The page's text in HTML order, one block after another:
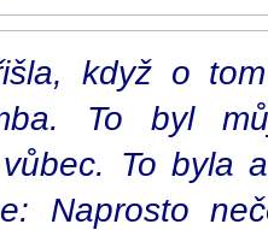
když o
To byl
To byla
Naprosto